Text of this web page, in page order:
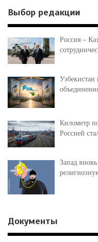
Выбор редакции
Россия –
Километр
Россией
Запад вновь
Документы